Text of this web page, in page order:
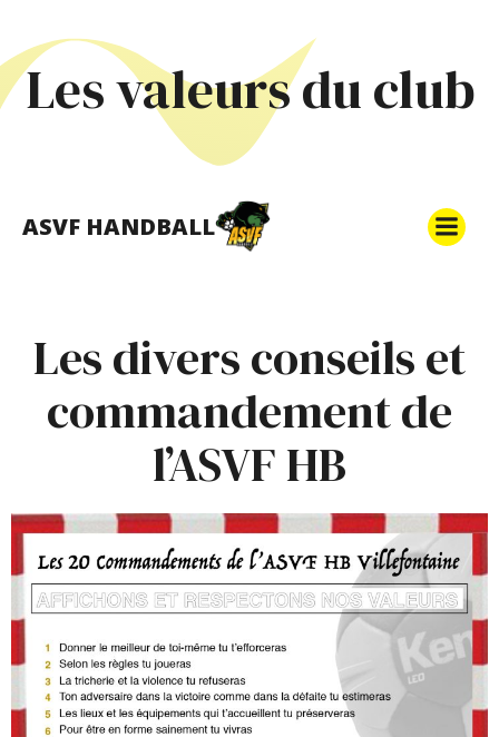
Les valeurs du club
ASVF HANDBALL
Les divers conseils et
commandement de
l’ASVF HB